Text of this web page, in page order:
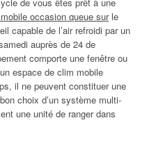
occasion queue surle
capable de l’air refroidi par un
auprès de 24 de
comporte une fenêtre ou
espace de clim mobile
il ne peuvent constituer une
choix d’un système multi-
une unité de ranger dans